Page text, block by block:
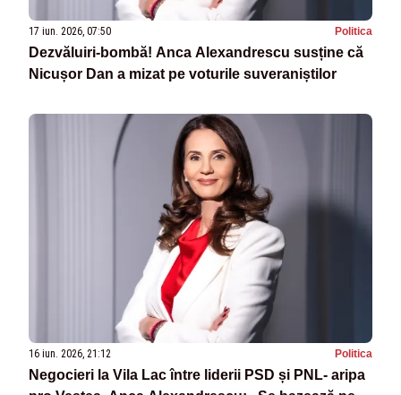
17 iun. 2026, 07:50 Politica
Dezvăluiri-bombă! Anca Alexandrescu susține că
Nicușor Dan a mizat pe voturile suveraniștilor
16 iun. 2026, 21:12 Politica
Negocieri la Vila Lac între liderii PSD și PNL- aripa